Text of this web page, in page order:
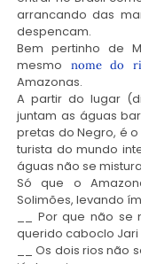
arrancando das
despencam.
Bem pertinho de
mesmo nome do
Amazonas.
A partir do lugar
juntam as águas
pretas do Negro, é
turista do mundo
águas não se
Só que o
Solimões, levando
__ Por que não
querido caboclo Jari
__ Os dois rios